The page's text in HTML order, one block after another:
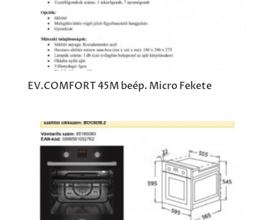
EV.COMFORT 45M beép. Micro Fekete